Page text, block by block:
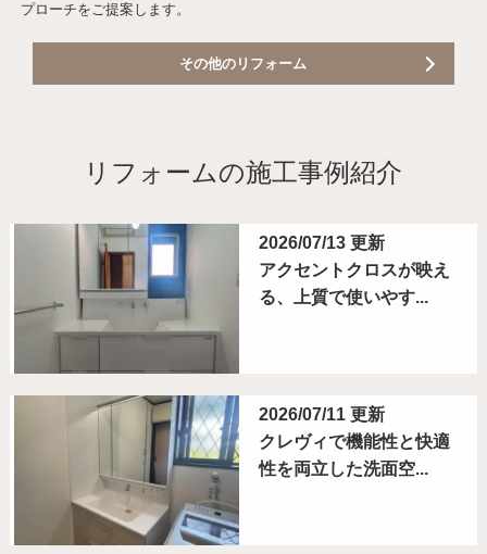
プローチをご提案します。
その他のリフォーム
リフォームの施工事例紹介
2026/07/13 更新
アクセントクロスが映え
る、上質で使いやす...
2026/07/11 更新
クレヴィで機能性と快適
性を両立した洗面空...